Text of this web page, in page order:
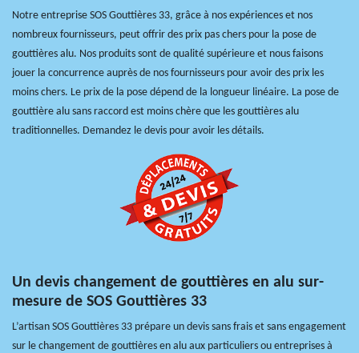
Notre entreprise SOS Gouttières 33, grâce à nos expériences et nos
nombreux fournisseurs, peut offrir des prix pas chers pour la pose de
gouttières alu. Nos produits sont de qualité supérieure et nous faisons
jouer la concurrence auprès de nos fournisseurs pour avoir des prix les
moins chers. Le prix de la pose dépend de la longueur linéaire. La pose de
gouttière alu sans raccord est moins chère que les gouttières alu
traditionnelles. Demandez le devis pour avoir les détails.
Un devis changement de gouttières en alu sur-
mesure de SOS Gouttières 33
L’artisan SOS Gouttières 33 prépare un devis sans frais et sans engagement
sur le changement de gouttières en alu aux particuliers ou entreprises à